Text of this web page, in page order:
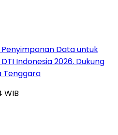
Penyimpanan Data untuk
Indonesia 2026, Dukung
Tenggara
WIB